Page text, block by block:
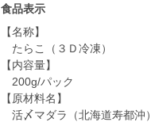
食品表示
【名称】
たらこ（３Ｄ冷凍）
【内容量】
200g/パック
【原材料名】
活〆マダラ（北海道寿都沖）